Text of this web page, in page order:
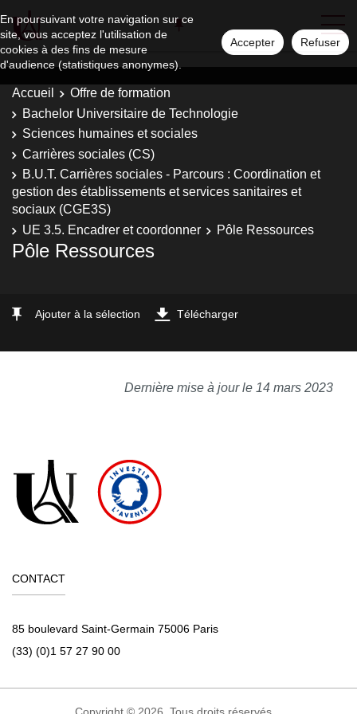
En poursuivant votre navigation sur ce
site, vous acceptez l'utilisation de
cookies à des fins de mesure
d'audience (statistiques anonymes).
Accepter Refuser
Accueil
Offre de formation
Bachelor Universitaire de Technologie
Sciences humaines et sociales
Carrières sociales (CS)
B.U.T. Carrières sociales - Parcours : Coordination et
gestion des établissements et services sanitaires et
sociaux (CGE3S)
UE 3.5. Encadrer et coordonner
Pôle Ressources
Pôle Ressources
Ajouter à la sélection Télécharger
Dernière mise à jour le 14 mars 2023
CONTACT
85 boulevard Saint-Germain 75006 Paris
(33) (0)1 57 27 90 00